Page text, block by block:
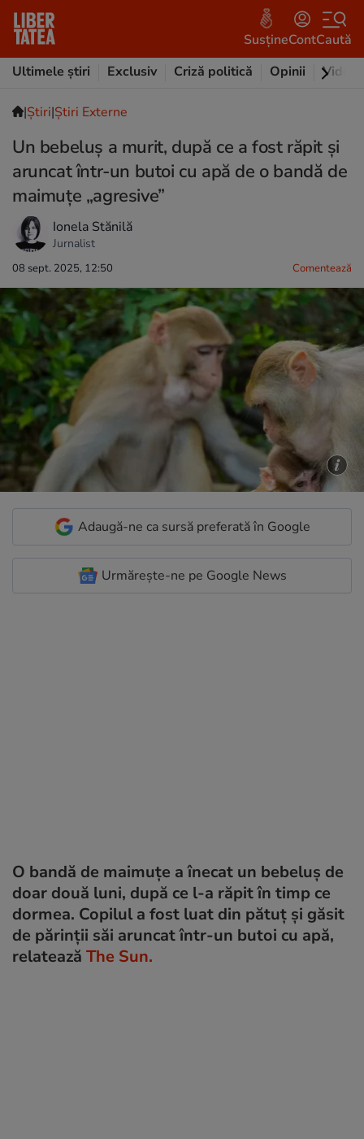
SusțineContCaută
Ultimele știri
Exclusiv Criză politică Opinii Video
|Ştiri|Știri Externe
Un bebeluș a murit, după ce a fost răpit și
aruncat într-un butoi cu apă de o bandă de
maimuțe „agresive”
Ionela Stănilă
Jurnalist
08 sept. 2025, 12:50 Comentează
Adaugă-ne ca sursă preferată în Google
Urmărește-ne pe Google News
O bandă de maimuțe a înecat un bebeluș de
doar două luni, după ce l-a răpit în timp ce
dormea. Copilul a fost luat din pătuț și găsit
de părinții săi aruncat într-un butoi cu apă,
relatează The Sun.